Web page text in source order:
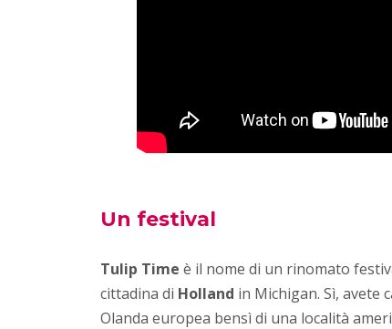
Un festival
Tulip Time è il nome di un rinomato
cittadina di Holland in Michigan. Sì, avete
Olanda europea bensì di una località